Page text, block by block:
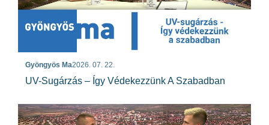
Gyöngyös Ma2026. 07. 22.
UV-Sugárzás – Így Védekezzünk A Szabadban